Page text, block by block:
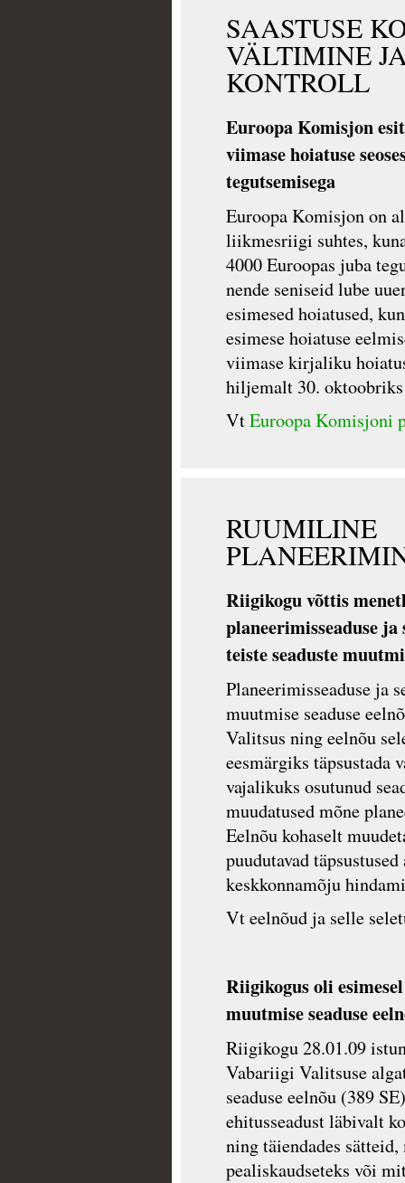
SAASTUSE
VÄLTIMINE
KONTROLL
Euroopa Komisjon
viimase hoiatuse
tegutsemisega
Euroopa Komisjon on
liikmesriigi suhtes,
4000 Euroopas juba
nende seniseid lube
esimesed hoiatused,
esimese hoiatuse
viimase kirjaliku
hiljemalt 30.
VtEuroopa Komisjoni
RUUMILINE
Riigikogu võttis
planeerimisseaduse
teiste seaduste
Planeerimisseaduse ja
muutmise seaduse
Valitsus ning eelnõu
eesmärgiks täpsustada
vajalikuks osutunud
muudatused mõne
Eelnõu kohaselt
puudutavad
keskkonnamõju
Vt eelnõud ja selle
Riigikogus oli
muutmise seaduse
Riigikogu 28.01.09
Vabariigi Valitsuse
seaduse eelnõu (389
ehitusseadust läbivalt
ning täiendades
pealiskaudseteks või